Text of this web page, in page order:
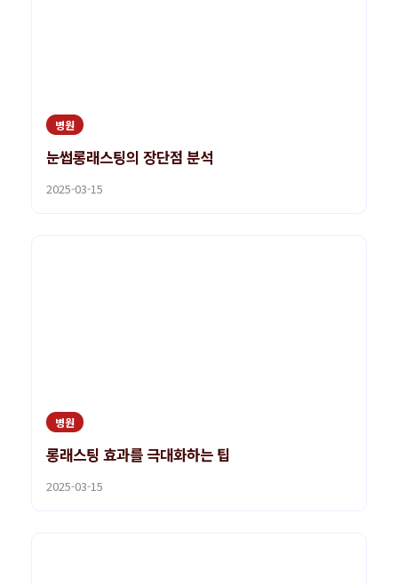
병원
눈썹롱래스팅의 장단점 분석
2025-03-15
병원
롱래스팅 효과를 극대화하는 팁
2025-03-15